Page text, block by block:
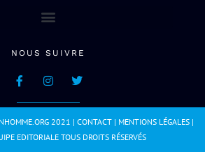
NOUS SUIVRE
2021 | CONTACT| MENTIONS LÉGALES|
EDITORIALETOUS DROITS RÉSERVÉS